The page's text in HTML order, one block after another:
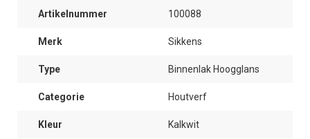
Artikelnummer 100088
Merk Sikkens
Type Binnenlak Hoogglans
Categorie Houtverf
Kleur Kalkwit